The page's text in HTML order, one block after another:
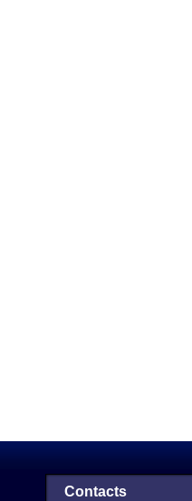
Contacts